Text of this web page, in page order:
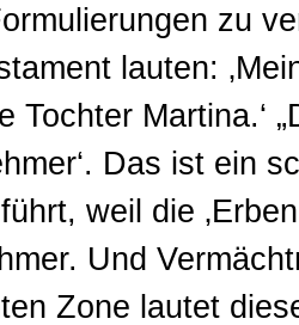
zu
lauten:
Tochter Martina.‘
Das ist ein
weil die
Und
Zone lautet